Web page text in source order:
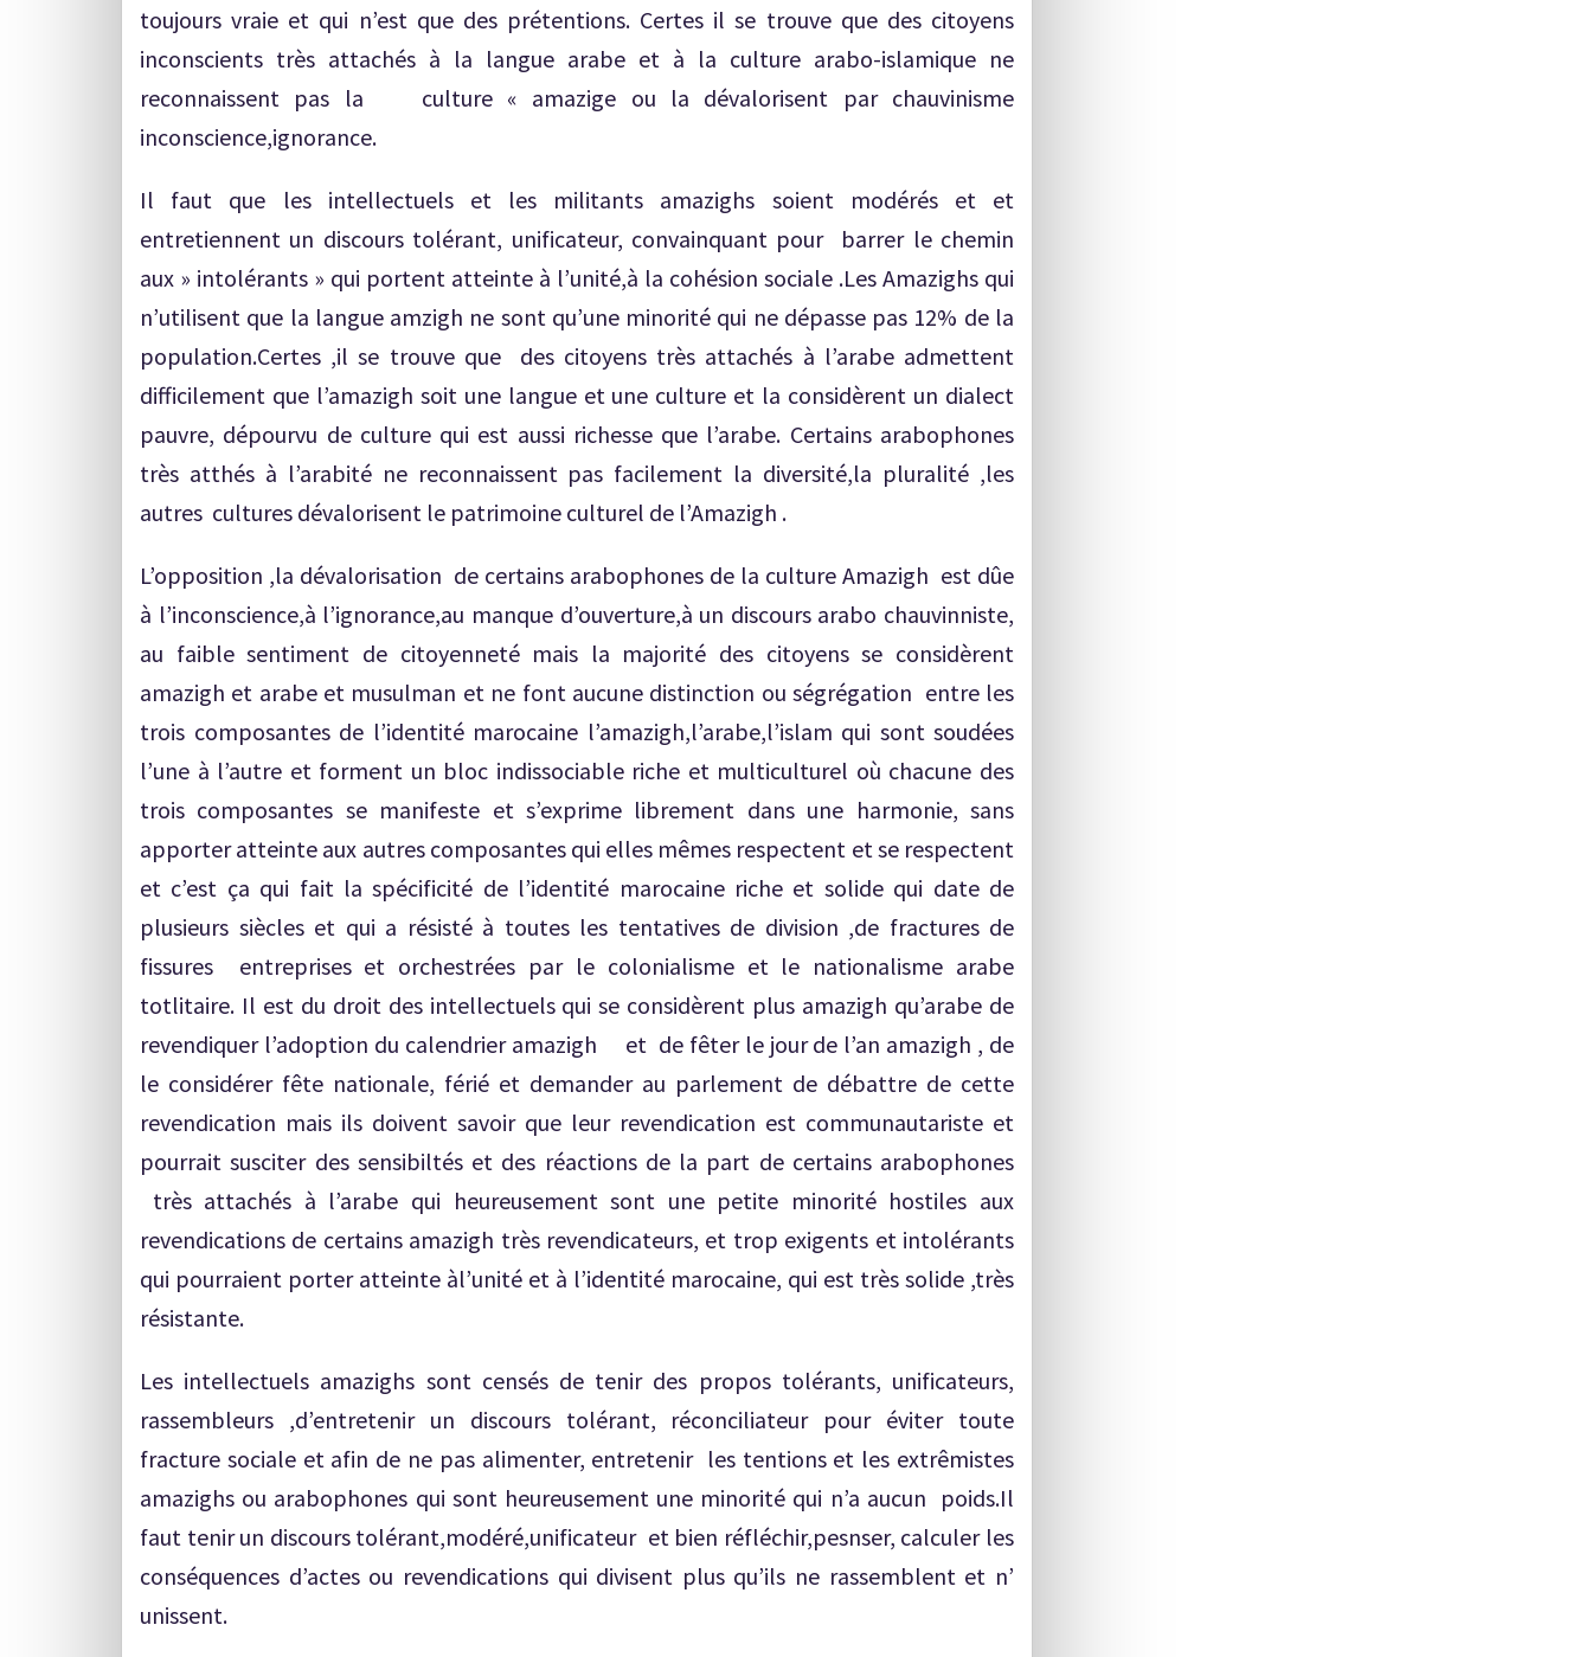
toujours vraie et qui n’est que des prétentions. Certes il se trouve que des citoyens
inconscients très attachés à la langue arabe et à la culture arabo-islamique ne
reconnaissent pas la culture « amazige ou la dévalorisent par chauvinisme
inconscience,ignorance.
Il faut que les intellectuels et les militants amazighs soient modérés et et
entretiennent un discours tolérant, unificateur, convainquant pour barrer le chemin
aux » intolérants » qui portent atteinte à l’unité,à la cohésion sociale .Les Amazighs qui
n’utilisent que la langue amzigh ne sont qu’une minorité qui ne dépasse pas 12% de la
population.Certes ,il se trouve que des citoyens très attachés à l’arabe admettent
difficilement que l’amazigh soit une langue et une culture et la considèrent un dialect
pauvre, dépourvu de culture qui est aussi richesse que l’arabe. Certains arabophones
très atthés à l’arabité ne reconnaissent pas facilement la diversité,la pluralité ,les
autres cultures dévalorisent le patrimoine culturel de l’Amazigh .
L’opposition ,la dévalorisation de certains arabophones de la culture Amazigh est dûe
à l’inconscience,à l’ignorance,au manque d’ouverture,à un discours arabo chauvinniste,
au faible sentiment de citoyenneté mais la majorité des citoyens se considèrent
amazigh et arabe et musulman et ne font aucune distinction ou ségrégation entre les
trois composantes de l’identité marocaine l’amazigh,l’arabe,l’islam qui sont soudées
l’une à l’autre et forment un bloc indissociable riche et multiculturel où chacune des
trois composantes se manifeste et s’exprime librement dans une harmonie, sans
apporter atteinte aux autres composantes qui elles mêmes respectent et se respectent
et c’est ça qui fait la spécificité de l’identité marocaine riche et solide qui date de
plusieurs siècles et qui a résisté à toutes les tentatives de division ,de fractures de
fissures entreprises et orchestrées par le colonialisme et le nationalisme arabe
totlitaire. Il est du droit des intellectuels qui se considèrent plus amazigh qu’arabe de
revendiquer l’adoption du calendrier amazigh et de fêter le jour de l’an amazigh , de
le considérer fête nationale, férié et demander au parlement de débattre de cette
revendication mais ils doivent savoir que leur revendication est communautariste et
pourrait susciter des sensibiltés et des réactions de la part de certains arabophones
très attachés à l’arabe qui heureusement sont une petite minorité hostiles aux
revendications de certains amazigh très revendicateurs, et trop exigents et intolérants
qui pourraient porter atteinte àl’unité et à l’identité marocaine, qui est très solide ,très
résistante.
Les intellectuels amazighs sont censés de tenir des propos tolérants, unificateurs,
rassembleurs ,d’entretenir un discours tolérant, réconciliateur pour éviter toute
fracture sociale et afin de ne pas alimenter, entretenir les tentions et les extrêmistes
amazighs ou arabophones qui sont heureusement une minorité qui n’a aucun poids.Il
faut tenir un discours tolérant,modéré,unificateur et bien réfléchir,pesnser, calculer les
conséquences d’actes ou revendications qui divisent plus qu’ils ne rassemblent et n’
unissent.